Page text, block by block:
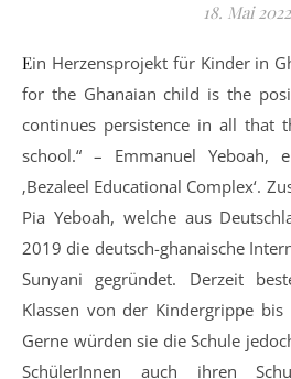
18. Mai 2022
Ein Herzensprojekt für Kinder in Ghana „Quality education
for the Ghanaian child is the
continues persistence in all that
school.“ – Emmanuel Yeboah,
‚Bezaleel Educational Complex‘.
Pia Yeboah, welche aus
2019 die deutsch-ghanaische
Sunyani gegründet. Derzeit
Klassen von der Kindergrippe bis
Gerne würden sie die Schule
SchülerInnen auch ihren